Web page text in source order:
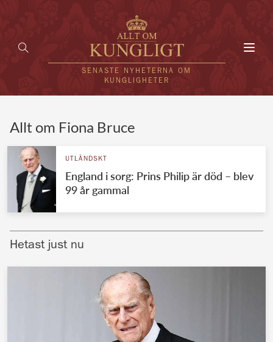
SENASTE NYHETERNA OM
KUNGLIGHETER
UTLÄNDSKT
VÄRLDENS KUNGAHUS
Brittiska kungahuset
Norska kungahuset
Danska kungahuset
Spanska kungahuset
Allt om Fiona Bruce
UTLÄNDSKT
England i sorg: Prins Philip är död – blev
99 år gammal
Hetast just nu